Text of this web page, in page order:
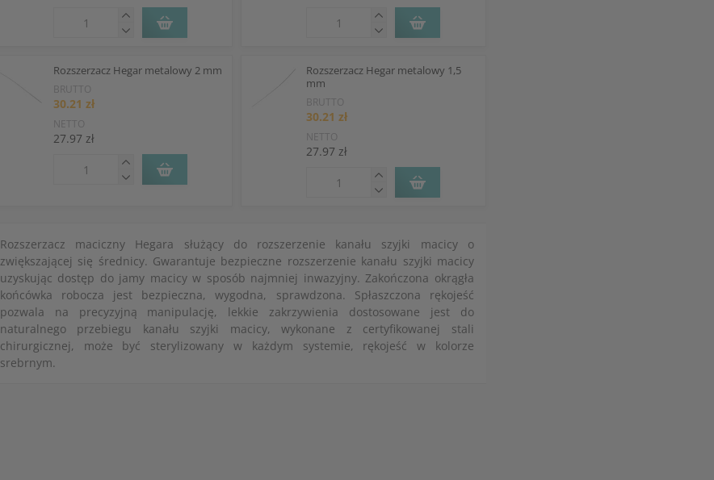
Rozszerzacz Hegar metalowy 2 mm
BRUTTO
30.21 zł
NETTO
27.97 zł
Rozszerzacz Hegar metalowy 1,5
mm
BRUTTO
30.21 zł
NETTO
27.97 zł
Rozszerzacz maciczny Hegara służący do rozszerzenie kanału szyjki macicy o
zwiększającej się średnicy. Gwarantuje bezpieczne rozszerzenie kanału szyjki macicy
uzyskując dostęp do jamy macicy w sposób najmniej inwazyjny. Zakończona okrągła
końcówka robocza jest bezpieczna, wygodna, sprawdzona. Spłaszczona rękojeść
pozwala na precyzyjną manipulację, lekkie zakrzywienia dostosowane jest do
naturalnego przebiegu kanału szyjki macicy, wykonane z certyfikowanej stali
chirurgicznej, może być sterylizowany w każdym systemie, rękojeść w kolorze
srebrnym.